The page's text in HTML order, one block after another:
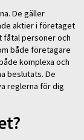
De gäller
aktier i företaget
fåtal personer och
både företagare
komplexa och
beslutats. De
reglerna för dig